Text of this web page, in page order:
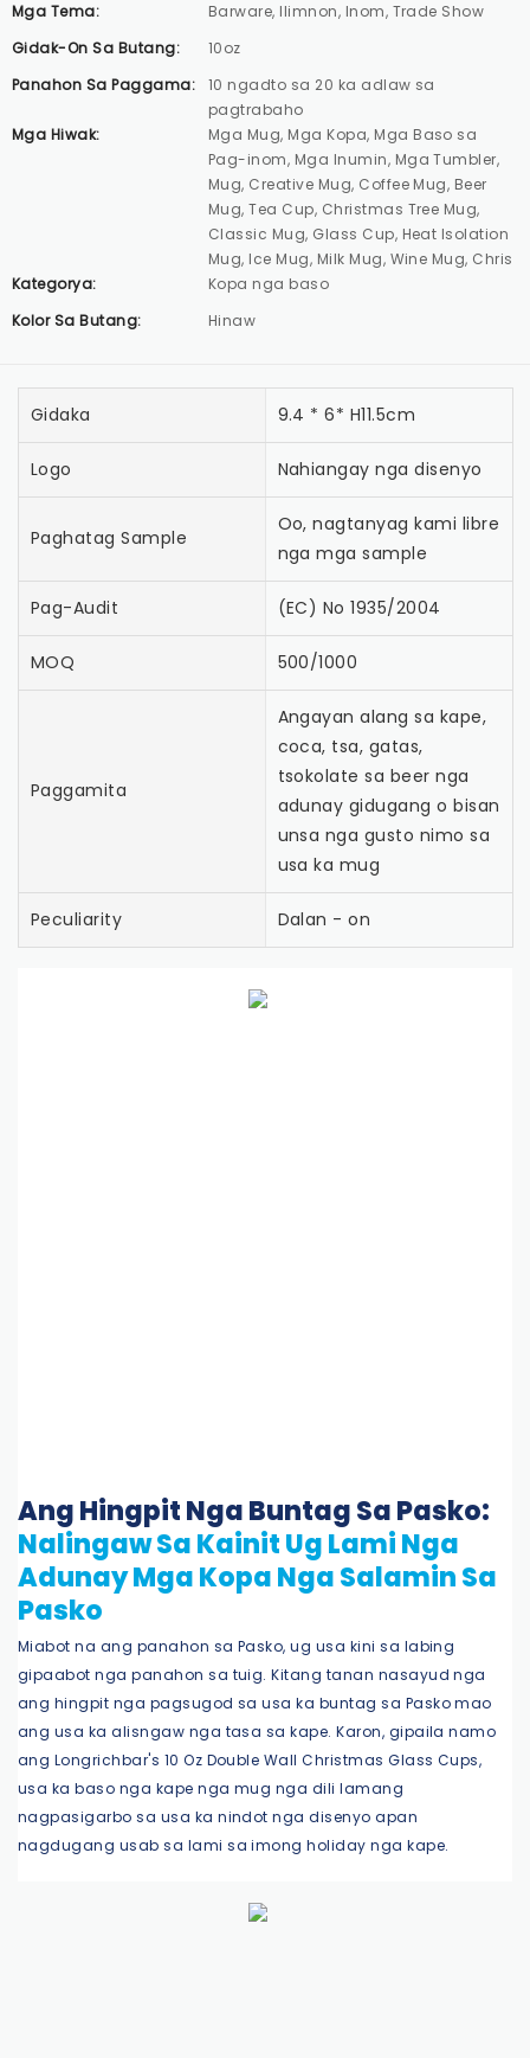
Mga Tema:
Barware, Ilimnon, Inom, Trade Show
Gidak-On Sa Butang:
10oz
Panahon Sa Paggama:
10 ngadto sa 20 ka adlaw sa
pagtrabaho
Mga Hiwak:
Mga Mug, Mga Kopa, Mga Baso sa
Pag-inom, Mga Inumin, Mga Tumbler,
Mug, Creative Mug, Coffee Mug, Beer
Mug, Tea Cup, Christmas Tree Mug,
Classic Mug, Glass Cup, Heat Isolation
Mug, Ice Mug, Milk Mug, Wine Mug, Chris
Kategorya:
Kopa nga baso
Kolor Sa Butang:
Hinaw
Gidaka 9.4 * 6* H11.5cm
Logo Nahiangay nga disenyo
Paghatag Sample
Oo, nagtanyag kami libre
nga mga sample
Pag-Audit (EC) No 1935/2004
MOQ 500/1000
Paggamita
Angayan alang sa kape,
coca, tsa, gatas,
tsokolate sa beer nga
adunay gidugang o bisan
unsa nga gusto nimo sa
usa ka mug
Peculiarity Dalan - on
Ang Hingpit Nga Buntag Sa Pasko:
Nalingaw Sa Kainit Ug Lami Nga
Adunay Mga Kopa Nga Salamin Sa
Pasko
Miabot na ang panahon sa Pasko, ug usa kini sa labing
gipaabot nga panahon sa tuig. Kitang tanan nasayud nga
ang hingpit nga pagsugod sa usa ka buntag sa Pasko mao
ang usa ka alisngaw nga tasa sa kape. Karon, gipaila namo
ang Longrichbar's 10 Oz Double Wall Christmas Glass Cups,
usa ka baso nga kape nga mug nga dili lamang
nagpasigarbo sa usa ka nindot nga disenyo apan
nagdugang usab sa lami sa imong holiday nga kape.